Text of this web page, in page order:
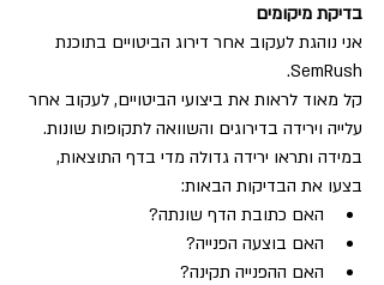
בדיקת מיקומים
אני נוהגת לעקוב אחר דירוג הביטויים בתוכנת
SemRush.
קל מאוד לראות את ביצועי הביטויים, לעקוב אחר
עלייה וירידה בדירוגים והשוואה לתקופות שונות.
במידה ותראו ירידה גדולה מדי בדף התוצאות,
בצעו את הבדיקות הבאות:
האם כתובת הדף שונתה?
האם בוצעה הפנייה?
האם ההפנייה תקינה?